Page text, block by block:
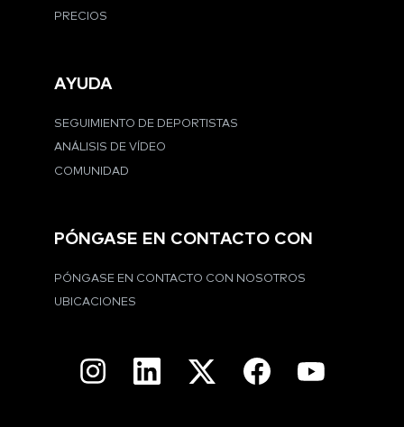
PRECIOS
AYUDA
SEGUIMIENTO DE DEPORTISTAS
ANÁLISIS DE VÍDEO
COMUNIDAD
PÓNGASE EN CONTACTO CON
PÓNGASE EN CONTACTO CON NOSOTROS
UBICACIONES